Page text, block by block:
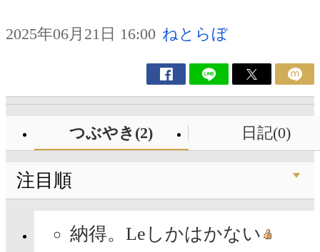
2025年06月21日 16:00 ねとらぼ
つぶやき(2) 日記(0)
注目順
納得。Leしかはかない